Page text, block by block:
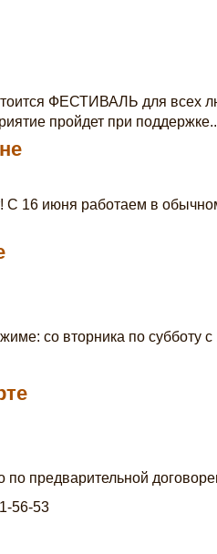
ФЕСТИВАЛЬ для всех
пройдет при
С 16 июня работаем в
со вторника по субботу
по предварительной
56-53